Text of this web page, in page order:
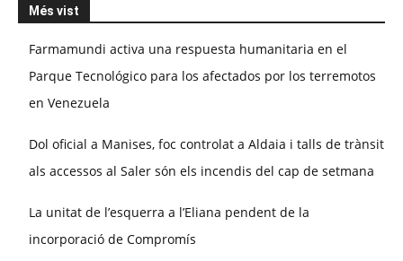
Més vist
Farmamundi activa una respuesta humanitaria en el
Parque Tecnológico para los afectados por los terremotos
en Venezuela
Dol oficial a Manises, foc controlat a Aldaia i talls de trànsit
als accessos al Saler són els incendis del cap de setmana
La unitat de l’esquerra a l’Eliana pendent de la
incorporació de Compromís